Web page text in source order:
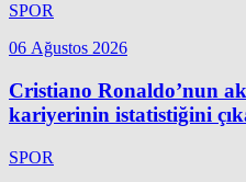
SPOR
06 Ağustos 2026
Cristiano Ronaldo’nun
kariyerinin istatistiğini
SPOR